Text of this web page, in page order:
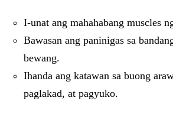
I-unat ang mahahabang muscles
Bawasan ang paninigas sa
bewang.
Ihanda ang katawan sa buong
paglakad, at pagyuko.